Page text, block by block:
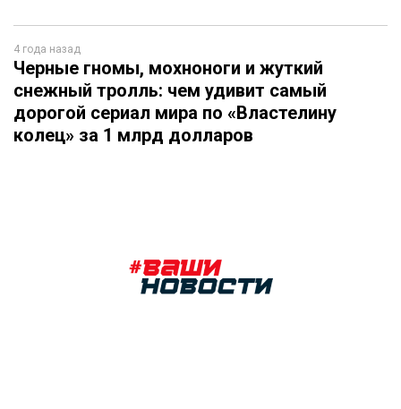
4 года назад
Черные гномы, мохноноги и жуткий
снежный тролль: чем удивит самый
дорогой сериал мира по «Властелину
колец» за 1 млрд долларов